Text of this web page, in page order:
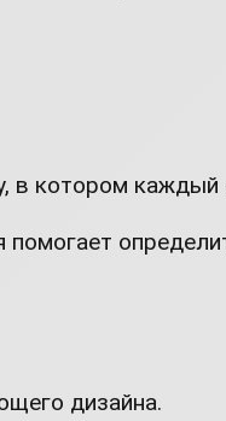
котором каждый
помогает
дизайна.